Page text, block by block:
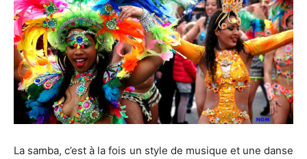
La samba, c’est à la fois un style de musique et une danse